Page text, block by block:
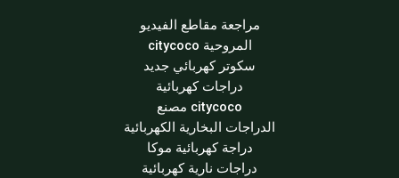
مراجعة مقاطع الفيديو
المروحية citycoco
سكوتر كهربائي جديد
دراجات كهربائية
citycoco مصنع
الدراجات البخارية الكهربائية
دراجة كهربائية موكا
دراجات نارية كهربائية